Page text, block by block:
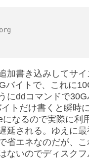
加書き込みしてサ
バイトで、これに
にddコマンドで
トだけ書くと瞬時
なるので実際に利
延される。ゆえに
省エネなのだが、
ないのでディスク